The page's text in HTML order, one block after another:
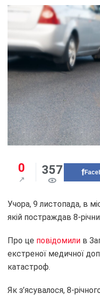
0 357
Учора, 9 листопада, в
якій постраждав 8-
Про це повідомили в
екстреної медичної
катастроф.
Як з’ясувалося, 8-